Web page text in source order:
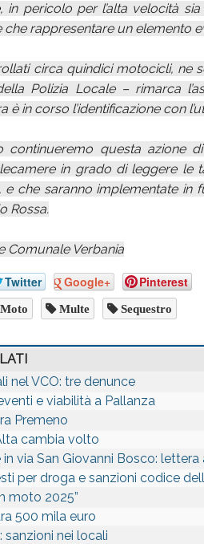
in pericolo per l’alta velocità
che rappresentare un elemento
circa quindici motocicli, ne
Polizia Locale – rimarca
è in corso l’identificazione con
continueremo questa azione
in grado di leggere le
e che saranno implementate in
Rossa.
Comunale Verbania
Twitter Google+ Pinterest
Multe Sequestro
nel VCO: tre denunce
e viabilità a Pallanza
Premeno
cambia volto
via San Giovanni Bosco: lettera
per droga e sanzioni codice
moto 2025”
500 mila euro
sanzioni nei locali